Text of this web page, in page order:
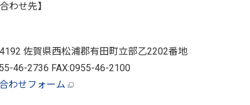
わせ先】
佐賀県西松浦郡有田町立部乙2202番地
46-2736 FAX:0955-46-2100
わせフォーム